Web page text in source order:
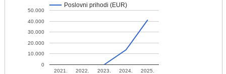
Poslovni prihodi (EUR)
2021. 2022. 2023. 2024. 2025.
0
10.000
20.000
30.000
40.000
50.000